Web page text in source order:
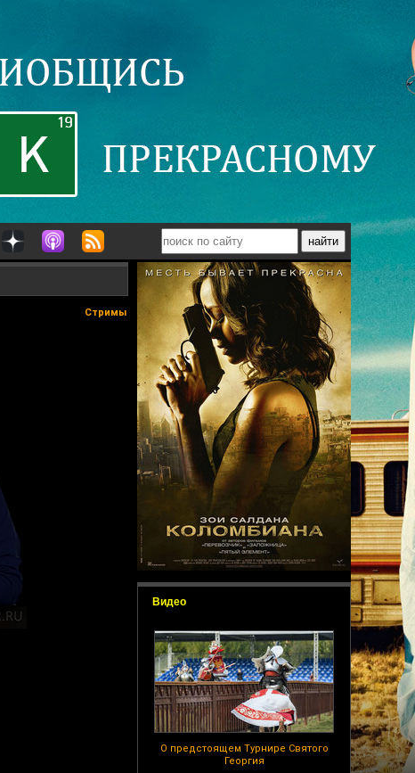
Видео
О предстоящем Турнире Святого
Георгия
Стримы